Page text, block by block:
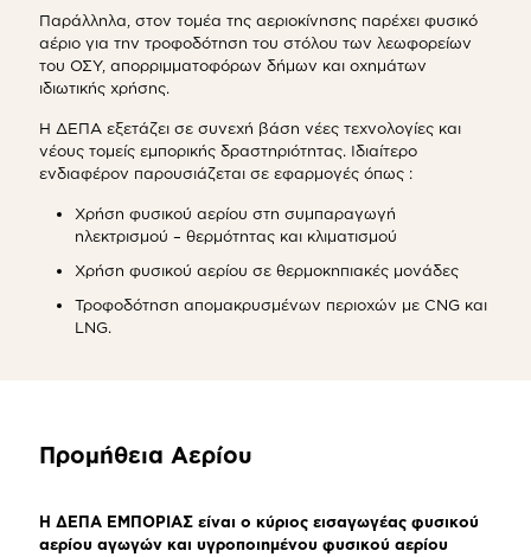
Παράλληλα, στον τομέα της αεριοκίνησης παρέχει φυσικό
αέριο για την τροφοδότηση του στόλου των λεωφορείων
του ΟΣΥ, απορριμματοφόρων δήμων και οχημάτων
ιδιωτικής χρήσης.
Η ΔΕΠΑ εξετάζει σε συνεχή βάση νέες τεχνολογίες και
νέους τομείς εμπορικής δραστηριότητας. Ιδιαίτερο
ενδιαφέρον παρουσιάζεται σε εφαρμογές όπως :
Χρήση φυσικού αερίου στη συμπαραγωγή
ηλεκτρισμού – θερμότητας και κλιματισμού
Χρήση φυσικού αερίου σε θερμοκηπιακές μονάδες
Τροφοδότηση απομακρυσμένων περιοχών με CNG και
LNG.
Προμήθεια Αερίου
Η ΔΕΠΑ ΕΜΠΟΡΙΑΣ είναι ο κύριος εισαγωγέας φυσικού
αερίου αγωγών και υγροποιημένου φυσικού αερίου